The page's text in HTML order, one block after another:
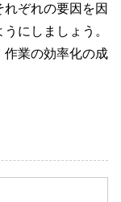
ぞれの要因を因
にしましょう。
作業の効率化の成